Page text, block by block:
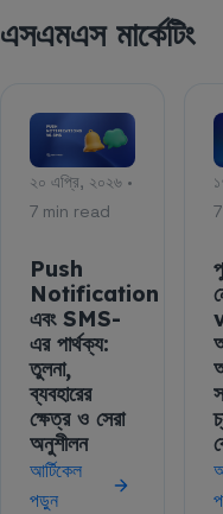
এসএমএস মার্কেটিং
২০ এপ্রি, ২০২৬ •
7 min read
Push
Notification
এবং SMS-
এর পার্থক্য:
তুলনা,
ব্যবহারের
ক্ষেত্র ও সেরা
অনুশীলন
আর্টিকেল
পড়ুন